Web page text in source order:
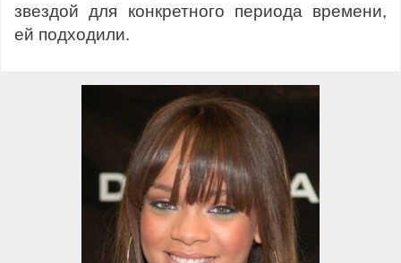
звездой для конкретного периода времени,
ей подходили.